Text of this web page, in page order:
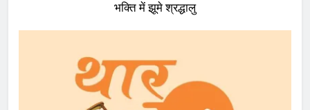
भक्ति में झूमे श्रद्धालु